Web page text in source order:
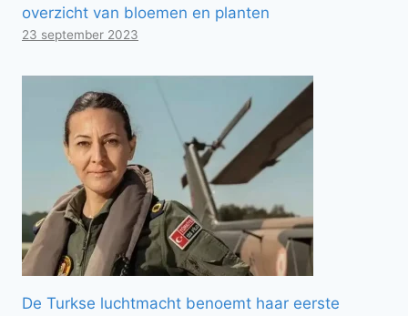
overzicht van bloemen en planten
23 september 2023
De Turkse luchtmacht benoemt haar eerste